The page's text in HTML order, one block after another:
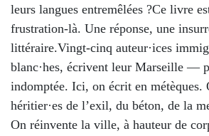
leurs langues entremêlées ?Ce livre
frustration-là. Une réponse, une
littéraire.Vingt-cinq auteur·ices
blanc·hes, écrivent leur Marseille —
indomptée. Ici, on écrit en métèques.
héritier·es de l’exil, du béton, de la
On réinvente la ville, à hauteur de